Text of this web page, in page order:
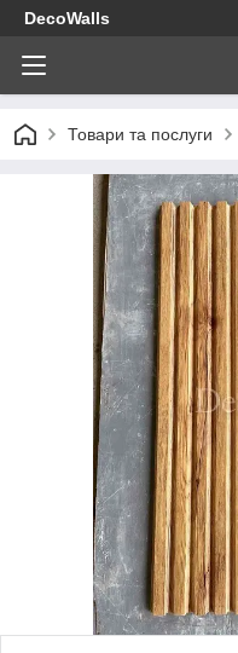
DecoWalls
Товари та послуги